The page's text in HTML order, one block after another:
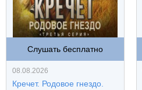
Слушать бесплатно
08.08.2026
Кречет. Родовое гнездо.